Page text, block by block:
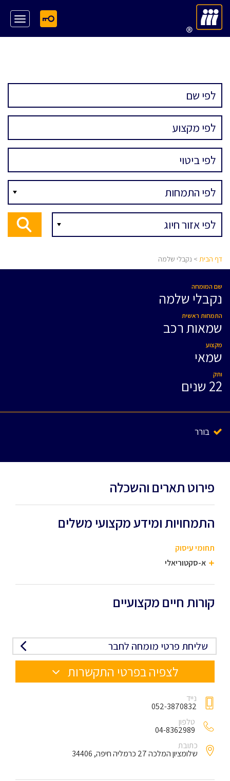
דף הבית > נקבלי שלמה
שם המומחה
נקבלי שלמה
התמחות ראשית
שמאות רכב
מקצוע
שמאי
ותק
22 שנים
בורר
פירוט תארים והשכלה
התמחויות ומידע מקצועי משלים
תחומי עיסוק
א-סקטוריאלי
קורות חיים מקצועיים
שליחת פרטי מומחה לחבר
לצפיה בפרטי התקשרות
נייד
052-3870832
טלפון
04-8362989
כתובת
שלומציון המלכה 27 כרמליה חיפה, 34406